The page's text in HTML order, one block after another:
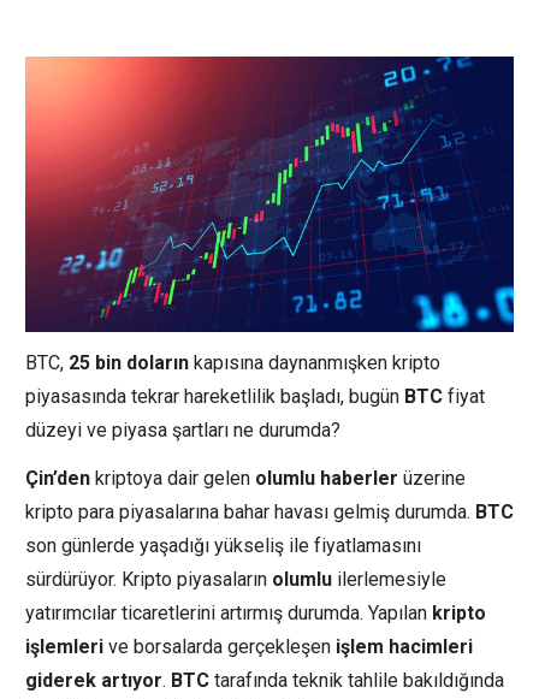
BTC, 25 bin doların kapısına daynanmışken kripto
piyasasında tekrar hareketlilik başladı, bugün BTC fiyat
düzeyi ve piyasa şartları ne durumda?
Çin’den kriptoya dair gelen olumlu haberler üzerine
kripto para piyasalarına bahar havası gelmiş durumda. BTC
son günlerde yaşadığı yükseliş ile fiyatlamasını
sürdürüyor. Kripto piyasaların olumlu ilerlemesiyle
yatırımcılar ticaretlerini artırmış durumda. Yapılan kripto
işlemleri ve borsalarda gerçekleşen işlem hacimleri
giderek artıyor. BTC tarafında teknik tahlile bakıldığında